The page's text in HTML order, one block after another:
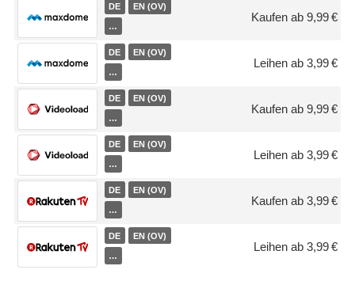
DE EN (OV)
…
Kaufen ab 9,99 €
DE EN (OV)
…
Leihen ab 3,99 €
DE EN (OV)
…
Kaufen ab 9,99 €
DE EN (OV)
…
Leihen ab 3,99 €
DE EN (OV)
…
Kaufen ab 3,99 €
DE EN (OV)
…
Leihen ab 3,99 €